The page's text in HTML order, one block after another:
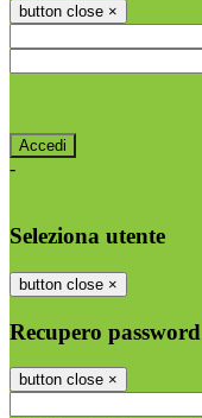
button close ×
-
Seleziona utente
button close ×
Recupero password
button close ×